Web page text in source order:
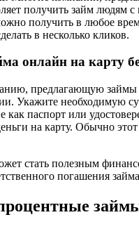
получить займ людям
получить в любое
в несколько кликов.
онлайн на карту
предлагающую займы
Укажите необходимую
паспорт или
на карту. Обычно
стать полезным
погашения